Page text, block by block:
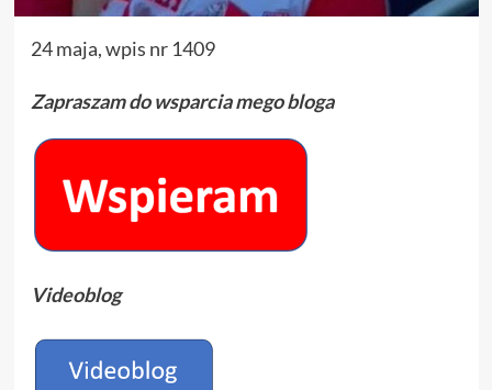
24 maja, wpis nr 1409
Zapraszam do wsparcia mego bloga
Videoblog